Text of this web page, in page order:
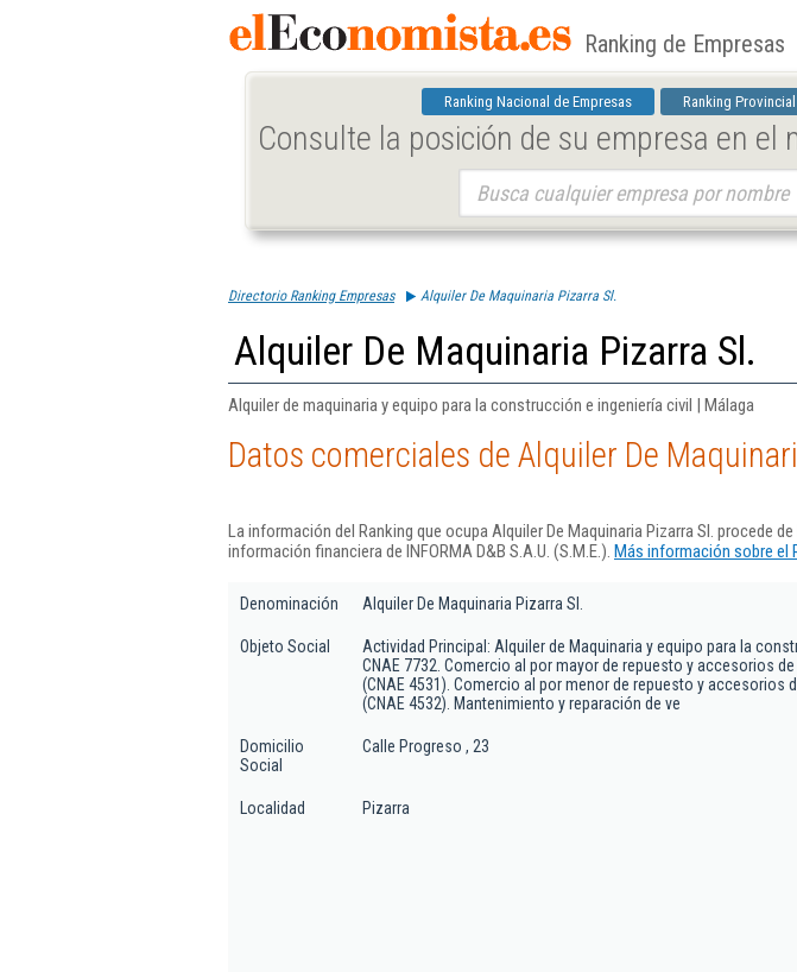
Ranking de Empresas
Ranking Nacional de Empresas Ranking
Consulte la posición de su empresa en el
Directorio Ranking Empresas Alquiler De Maquinaria Pizarra Sl.
Alquiler De Maquinaria Pizarra Sl.
Alquiler de maquinaria y equipo para la construcción e ingeniería civil | Málaga
Datos comerciales de Alquiler De
La información del Ranking que ocupa Alquiler De Maquinaria Pizarra Sl. procede
información financiera de INFORMA D&B S.A.U. (S.M.E.). Más información sobre el
Denominación Alquiler De Maquinaria Pizarra Sl.
Objeto Social
Actividad Principal: Alquiler de Maquinaria y equipo para la
CNAE 7732. Comercio al por mayor de repuesto y accesorios
(CNAE 4531). Comercio al por menor de repuesto y accesorios
(CNAE 4532). Mantenimiento y reparación de ve
Domicilio
Social
Calle Progreso , 23
Localidad Pizarra